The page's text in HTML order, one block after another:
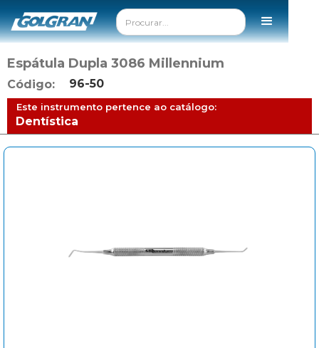
Espátula Dupla 3086 Millennium
Código: 96-50
Este instrumento pertence ao catálogo:
Dentística